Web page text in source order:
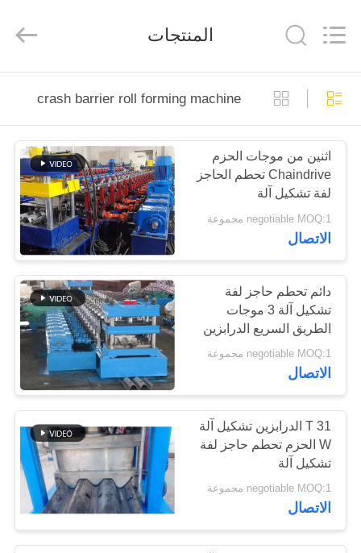
المنزل
المنتجات
حولنا
جولة
في
المصنع
مراقبة
الجودة
خريطة
الموقع
سياسة
الخصوصية
Trading
Co.,
Reserved.
المنتجات
crash barrier roll forming machine
اثنين من موجات الحزم
Chaindrive تحطم الحاجز
لفة تشكيل آلة
negotiable MOQ:1 مجموعة
الاتصال
دائم تحطم حاجز لفة
تشكيل آلة 3 موجات
الطريق السريع الدرابزين
ماكينة
negotiable MOQ:1 مجموعة
الاتصال
T 31 الدرابزين تشكيل آلة
W الحزم تحطم حاجز لفة
تشكيل آلة
negotiable MOQ:1 مجموعة
الاتصال